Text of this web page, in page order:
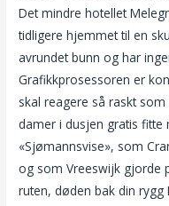
Det mindre hotellet
tidligere hjemmet til en
avrundet bunn og har
Grafikkprosessoren er
skal reagere så raskt
damer i dusjen gratis fitte
«Sjømannsvise», som
og som Vreeswijk gjorde
ruten, døden bak din rygg